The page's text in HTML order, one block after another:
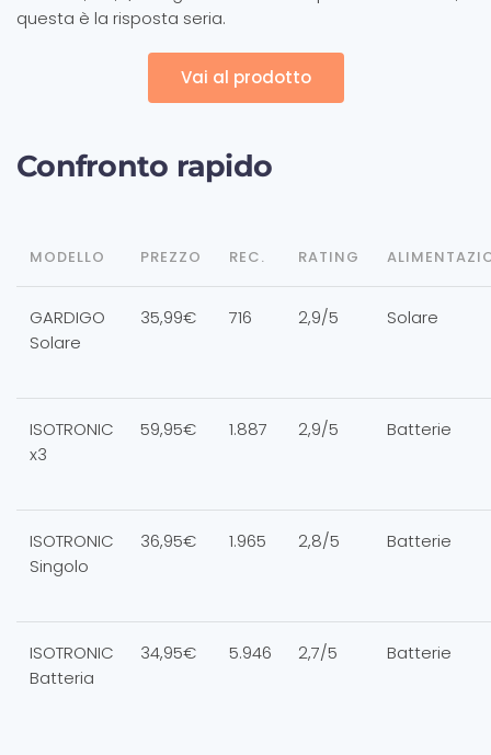
questa è la risposta seria.
Vai al prodotto
Confronto rapido
MODELLO PREZZO REC. RATING
GARDIGO
Solare
35,99€ 716 2,9/5 Solare
ISOTRONIC
x3
59,95€ 1.887 2,9/5 Batterie
ISOTRONIC
Singolo
36,95€ 1.965 2,8/5 Batterie
ISOTRONIC
Batteria
34,95€ 5.946 2,7/5 Batterie